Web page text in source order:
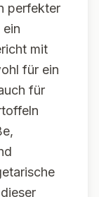
perfekter
mit
für ein
für